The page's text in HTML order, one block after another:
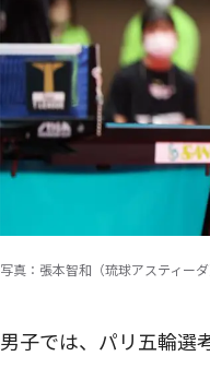
写真：張本智和（琉球アスティー
男子では、パリ五輪選